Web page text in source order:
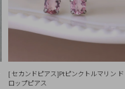
[ セカンドピアス]Ptピンクトルマリン ド
ロップピアス